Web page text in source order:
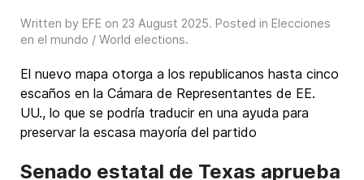
Written by EFE on 23 August 2025. Posted in Elecciones
en el mundo / World elections.
El nuevo mapa otorga a los republicanos hasta cinco
escaños en la Cámara de Representantes de EE.
UU., lo que se podría traducir en una ayuda para
preservar la escasa mayoría del partido
Senado estatal de Texas aprueba